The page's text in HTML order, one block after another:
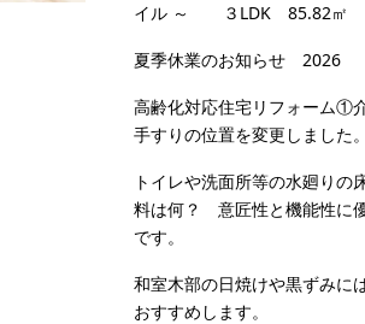
イル ～ ３LDK 85.82㎡
夏季休業のお知らせ 2026
高齢化対応住宅リフォーム①
手すりの位置を変更しました。
トイレや洗面所等の水廻りの
料は何？ 意匠性と機能性に
です。
和室木部の日焼けや黒ずみに
おすすめします。